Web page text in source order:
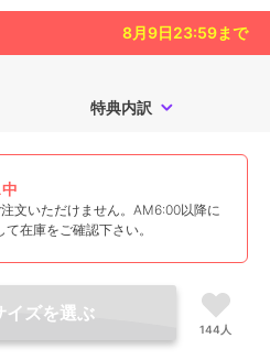
8月9日23:59まで
特典内訳
文いただけません。AM6:00以降に
在庫をご確認下さい。
イズを選ぶ
144人